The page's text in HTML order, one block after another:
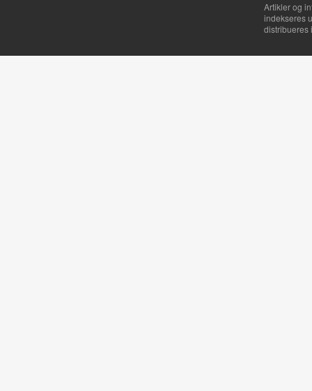
Artikler og
indekseres
distribueres